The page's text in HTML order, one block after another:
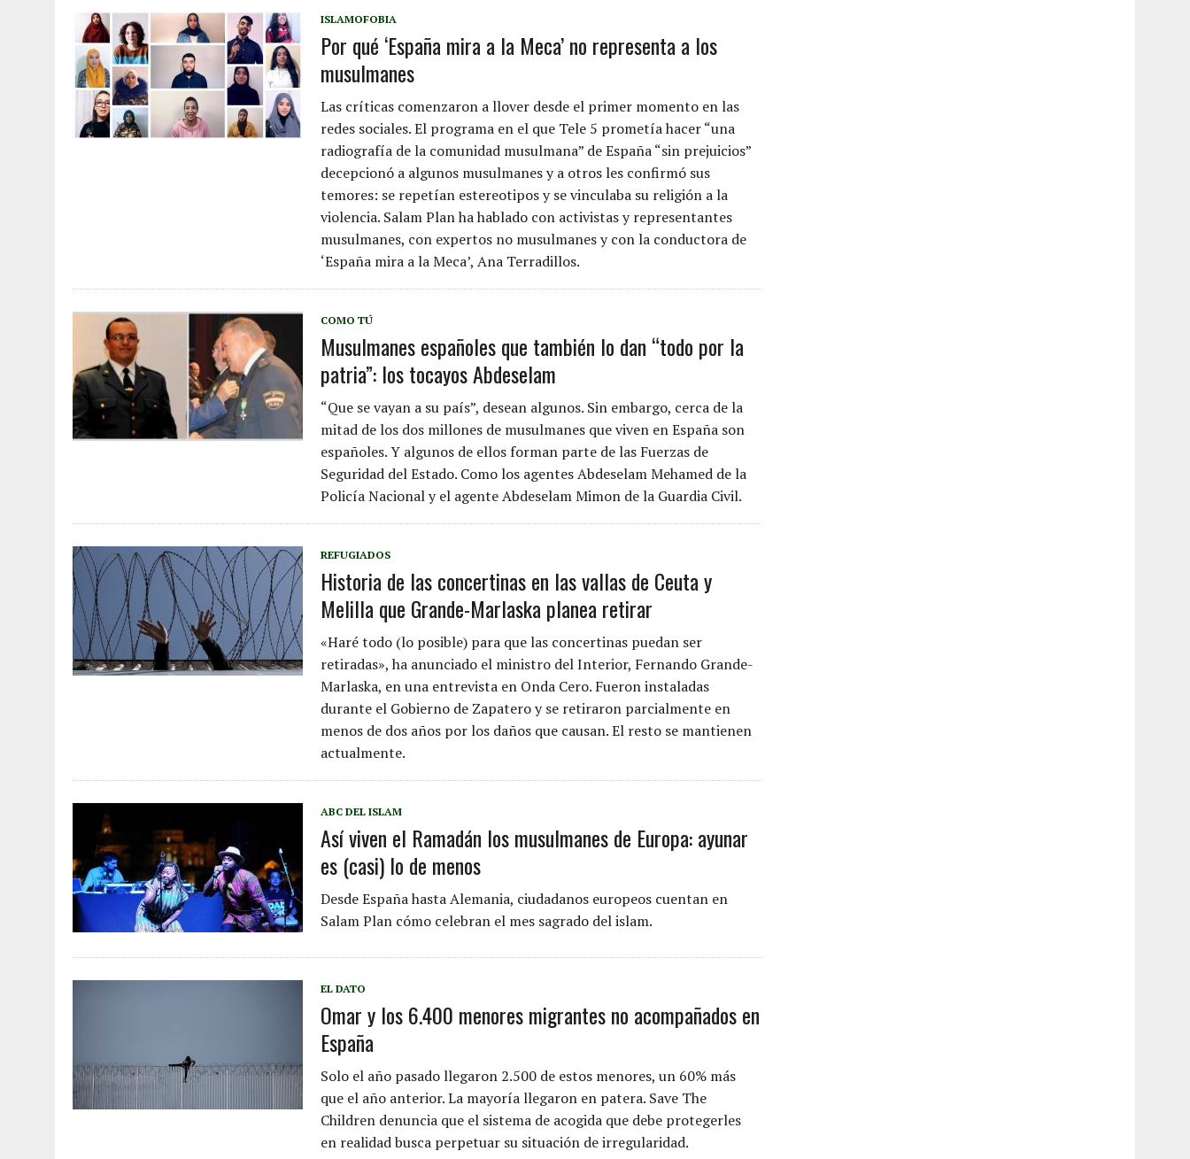
ISLAMOFOBIA
Por qué ‘España mira a la Meca’ no representa a los
musulmanes
Las críticas comenzaron a llover desde el primer momento en las
redes sociales. El programa en el que Tele 5 prometía hacer “una
radiografía de la comunidad musulmana” de España “sin prejuicios”
decepcionó a algunos musulmanes y a otros les confirmó sus
temores: se repetían estereotipos y se vinculaba su religión a la
violencia. Salam Plan ha hablado con activistas y representantes
musulmanes, con expertos no musulmanes y con la conductora de
‘España mira a la Meca’, Ana Terradillos.
COMO TÚ
Musulmanes españoles que también lo dan “todo por la
patria”: los tocayos Abdeselam
“Que se vayan a su país”, desean algunos. Sin embargo, cerca de la
mitad de los dos millones de musulmanes que viven en España son
españoles. Y algunos de ellos forman parte de las Fuerzas de
Seguridad del Estado. Como los agentes Abdeselam Mehamed de la
Policía Nacional y el agente Abdeselam Mimon de la Guardia Civil.
REFUGIADOS
Historia de las concertinas en las vallas de Ceuta y
Melilla que Grande-Marlaska planea retirar
«Haré todo (lo posible) para que las concertinas puedan ser
retiradas», ha anunciado el ministro del Interior, Fernando Grande-
Marlaska, en una entrevista en Onda Cero. Fueron instaladas
durante el Gobierno de Zapatero y se retiraron parcialmente en
menos de dos años por los daños que causan. El resto se mantienen
actualmente.
ABC DEL ISLAM
Así viven el Ramadán los musulmanes de Europa: ayunar
es (casi) lo de menos
Desde España hasta Alemania, ciudadanos europeos cuentan en
Salam Plan cómo celebran el mes sagrado del islam.
EL DATO
Omar y los 6.400 menores migrantes no acompañados en
España
Solo el año pasado llegaron 2.500 de estos menores, un 60% más
que el año anterior. La mayoría llegaron en patera. Save The
Children denuncia que el sistema de acogida que debe protegerles
en realidad busca perpetuar su situación de irregularidad.